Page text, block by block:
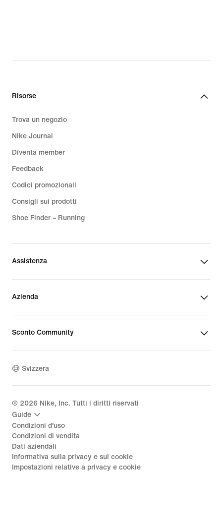
Risorse
Trova un negozio
Nike Journal
Diventa member
Feedback
Codici promozionali
Consigli sui prodotti
Shoe Finder – Running
Assistenza
Azienda
Sconto Community
Svizzera
© 2026 Nike, Inc. Tutti i diritti riservati
Guide
Condizioni d'uso
Condizioni di vendita
Dati aziendali
Informativa sulla privacy e sui cookie
Impostazioni relative a privacy e cookie